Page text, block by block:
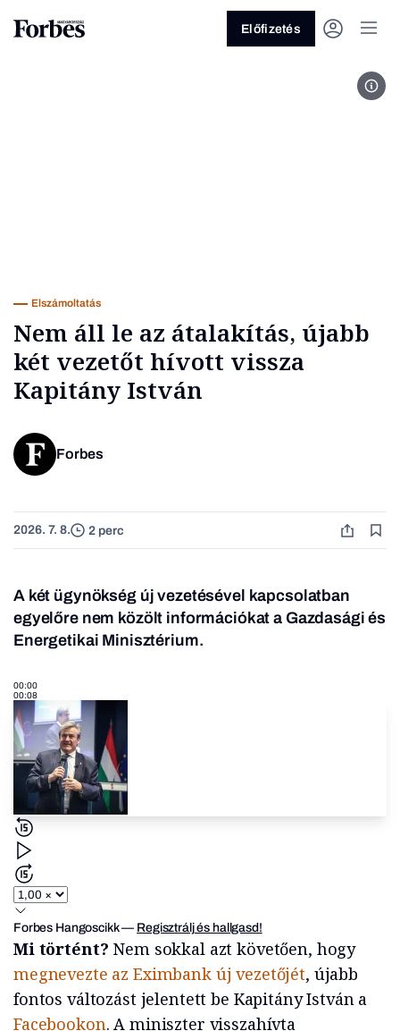
Üzlet
Előfizetés
Elszámoltatás
Nem áll le az átalakítás, újabb
két vezetőt hívott vissza
Kapitány István
Forbes
2026. 7. 8. 2 perc
A két ügynökség új vezetésével kapcsolatban
egyelőre nem közölt információkat a Gazdasági és
Energetikai Minisztérium.
00:00
00:08
Forbes Hangoscikk— Regisztrálj és hallgasd!
Mi történt? Nem sokkal azt követően, hogy
megnevezte az Eximbank új vezetőjét, újabb
fontos változást jelentett be Kapitány István a
Facebookon. A miniszter visszahívta